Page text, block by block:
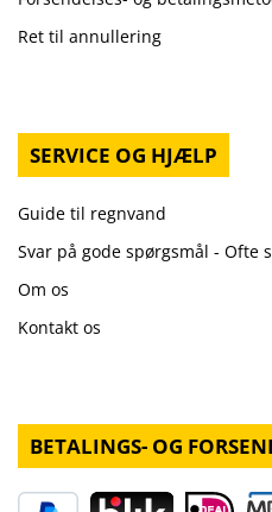
Ret til annullering
SERVICE OG HJÆLP
Guide til regnvand
Svar på gode spørgsmål - Ofte
Om os
Kontakt os
BETALINGS- OG